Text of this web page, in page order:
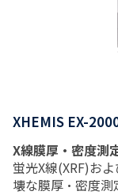
XHEMIS EX-
X線膜厚・密度測
蛍光X線(XRF)お
壊な膜厚・密度